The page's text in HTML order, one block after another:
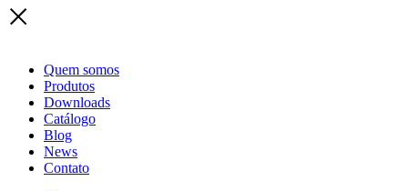
Quem somos
Produtos
Downloads
Catálogo
Blog
News
Contato